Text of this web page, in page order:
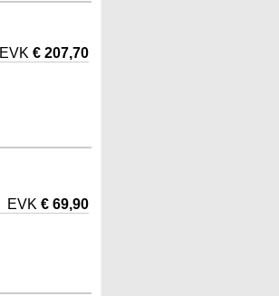
EVK € 207,70
EVK € 69,90